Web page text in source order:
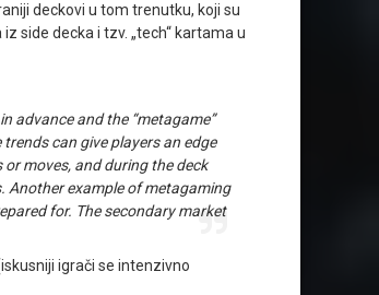
deckovi u tom trenutku, koji su
side decka i tzv. „tech“ kartama u
advance and the “metagame”
can give players an edge
moves, and during the deck
Another example of metagaming
for. The secondary market
igrači se intenzivno